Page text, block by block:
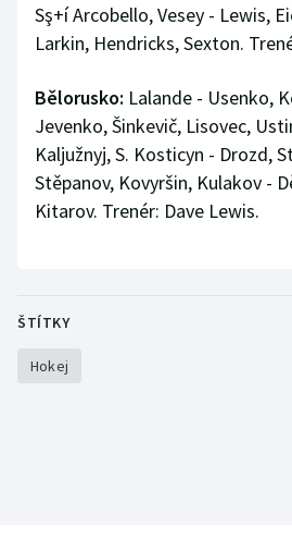
Sş+í Arcobello, Vesey - Lewis,
Larkin, Hendricks, Sexton.
Bělorusko: Lalande - Usenko,
Jevenko, Šinkevič, Lisovec,
Kaljužnyj, S. Kosticyn - Drozd,
Stěpanov, Kovyršin, Kulakov -
Kitarov. Trenér: Dave Lewis.
ŠTÍTKY
Hokej